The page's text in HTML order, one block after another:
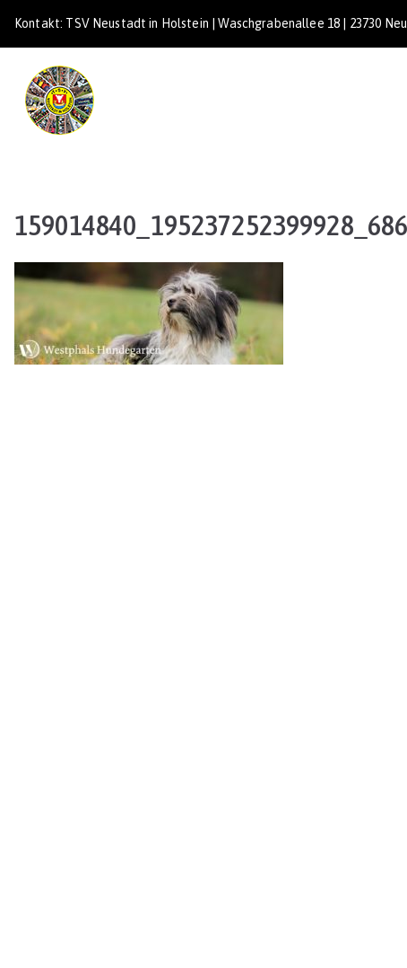
Kontakt: TSV Neustadt in Holstein | Waschgrabenallee 18 | 23730